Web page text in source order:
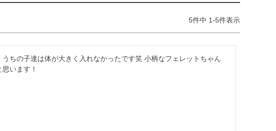
5件中 1-5件表示
ちの子達は体が大きく入れなかったです笑 小柄なフェレットちゃん
います！